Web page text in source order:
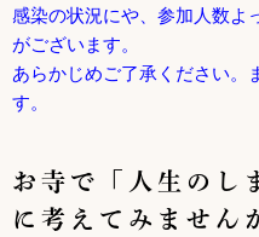
感染の状況にや、参加人数よ
がございます。
あらかじめご了承ください。
す。
お寺で「人生のし
に考えてみません